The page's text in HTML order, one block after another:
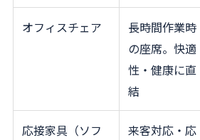
オフィスチェア
長時間作業時
の座席。快適
性・健康に直
結
応接家具（ソフ
来客対応・応